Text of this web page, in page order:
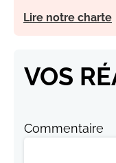
Lire notre charte
VOS
Commentaire